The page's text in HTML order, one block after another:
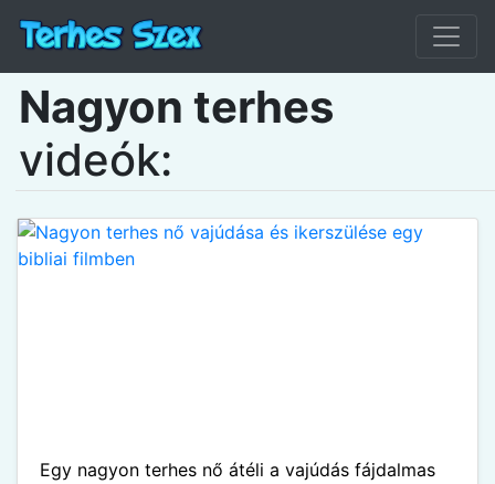
Nagyon terhes
videók:
Egy nagyon terhes nő átéli a vajúdás fájdalmas